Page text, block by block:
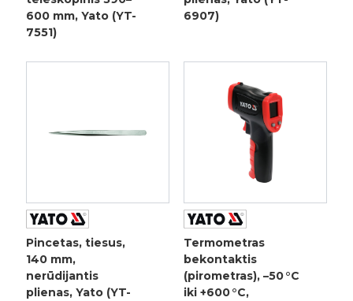
600 mm, Yato (YT-
7551)
6907)
Pincetas, tiesus,
140 mm,
nerūdijantis
plienas, Yato (YT-
Termometras
bekontaktis
(pirometras), –50 °C
iki +600 °C,